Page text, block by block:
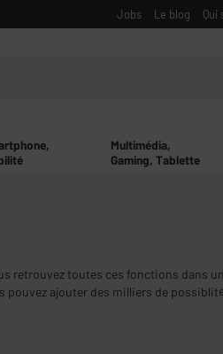
Jobs Le blog Qui
Multimédia,
Gaming, Tablette
retrouvez toutes ces fonctions dans
ajouter des milliers de